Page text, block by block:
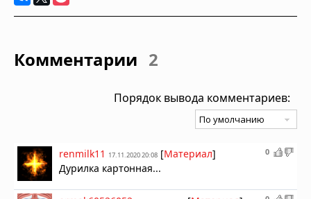
Комментарии 2
Порядок вывода комментариев:
0
renmilk11 17.11.2020 20:08 [Материал]
Дурилка картонная...